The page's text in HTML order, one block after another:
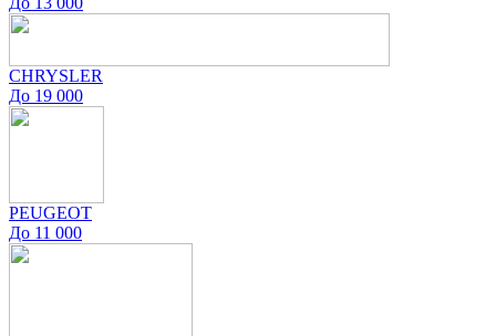
CHRYSLER
До 19 000
PEUGEOT
До 11 000